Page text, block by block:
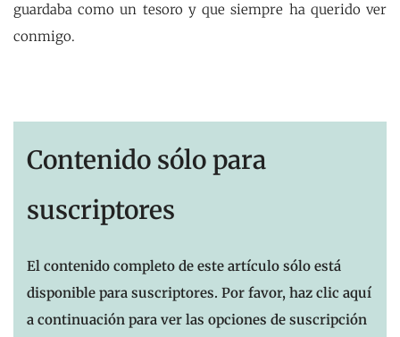
guardaba como un tesoro y que siempre ha querido ver
conmigo.
Contenido sólo para
suscriptores
El contenido completo de este artículo sólo está
disponible para suscriptores. Por favor, haz clic aquí
a continuación para ver las opciones de suscripción